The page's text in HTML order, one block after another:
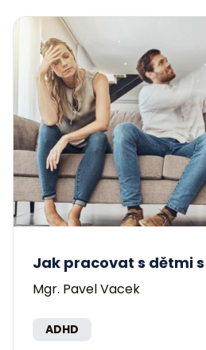
Jak pracovat s dětmi s
Mgr. Pavel Vacek
ADHD